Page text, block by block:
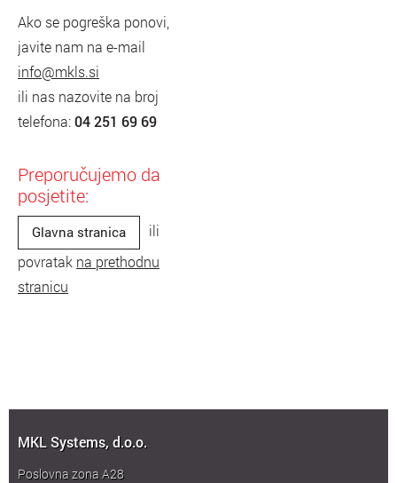
Ako se pogreška ponovi,
javite nam na e-mail
info@mkls.si
ili nas nazovite na broj
telefona:04 251 69 69
Preporučujemo da
posjetite:
Glavna stranica
ili
povratak na prethodnu
stranicu
MKL Systems, d.o.o.
Poslovna zona A28